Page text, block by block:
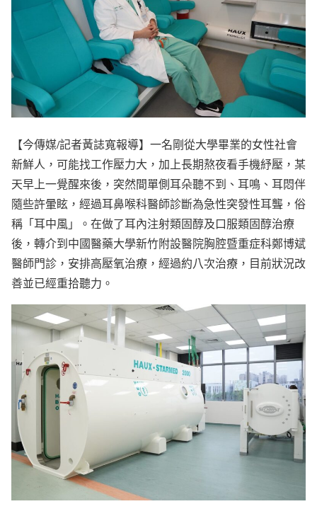
【今傳媒/記者黃誌寬報導】一名剛從大學畢業的女性社會
新鮮人，可能找工作壓力大，加上長期熬夜看手機紓壓，某
天早上一覺醒來後，突然間單側耳朵聽不到、耳鳴、耳悶伴
隨些許暈眩，經過耳鼻喉科醫師診斷為急性突發性耳聾，俗
稱「耳中風」。在做了耳內注射類固醇及口服類固醇治療
後，轉介到中國醫藥大學新竹附設醫院胸腔暨重症科鄭博斌
醫師門診，安排高壓氧治療，經過約八次治療，目前狀況改
善並已經重拾聽力。